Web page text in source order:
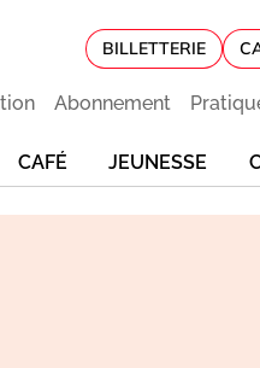
BILLETTERIE
Abonnement
CAFÉ JEUNESSE